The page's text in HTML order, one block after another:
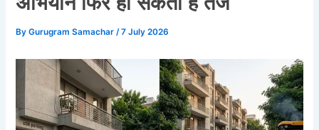
ByGurugram Samachar /7 July 2026